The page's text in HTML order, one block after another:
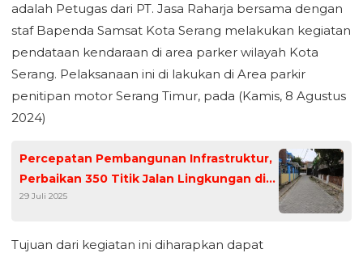
adalah Petugas dari PT. Jasa Raharja bersama dengan
staf Bapenda Samsat Kota Serang melakukan kegiatan
pendataan kendaraan di area parker wilayah Kota
Serang. Pelaksanaan ini di lakukan di Area parkir
penitipan motor Serang Timur, pada (Kamis, 8 Agustus
2024)
Percepatan Pembangunan Infrastruktur,
Perbaikan 350 Titik Jalan Lingkungan di
Kota Tangerang Hampir Rampung
29 Juli 2025
Tujuan dari kegiatan ini diharapkan dapat